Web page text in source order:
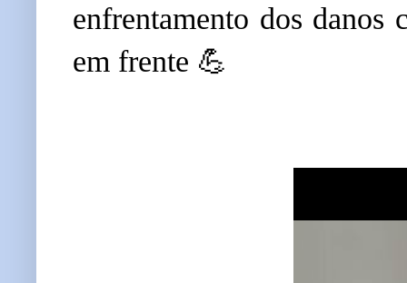
enfrentamento dos danos
em frente 💪